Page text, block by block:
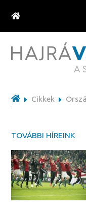
Cikkek
TOVÁBBI HÍREINK